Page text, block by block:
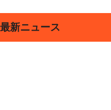
新ニュース